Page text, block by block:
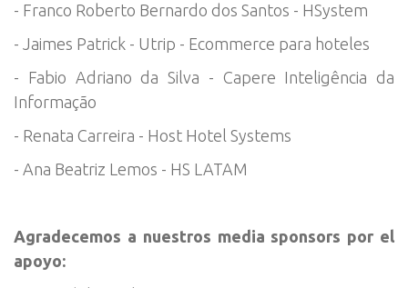
- Franco Roberto Bernardo dos Santos - HSystem
- Jaimes Patrick - Utrip - Ecommerce para hoteles
- Fabio Adriano da Silva - Capere Inteligência da
Informação
- Renata Carreira - Host Hotel Systems
- Ana Beatriz Lemos - HS LATAM
Agradecemos a nuestros media sponsors por el
apoyo: